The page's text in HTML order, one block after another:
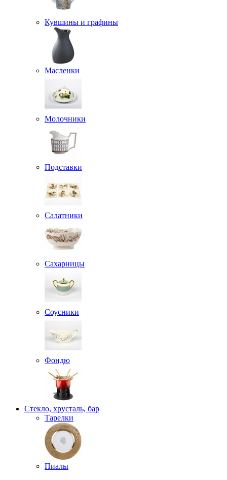
Кувшины и графины
Масленки
Молочники
Подставки
Салатники
Сахарницы
Соусники
Фондю
Стекло, хрусталь, бар
Тарелки
Пиалы